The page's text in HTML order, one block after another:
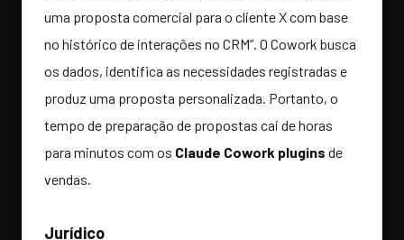
uma proposta comercial para o cliente X com base
no histórico de interações no CRM”. O Cowork busca
os dados, identifica as necessidades registradas e
produz uma proposta personalizada. Portanto, o
tempo de preparação de propostas cai de horas
para minutos com os Claude Cowork plugins de
vendas.
Jurídico